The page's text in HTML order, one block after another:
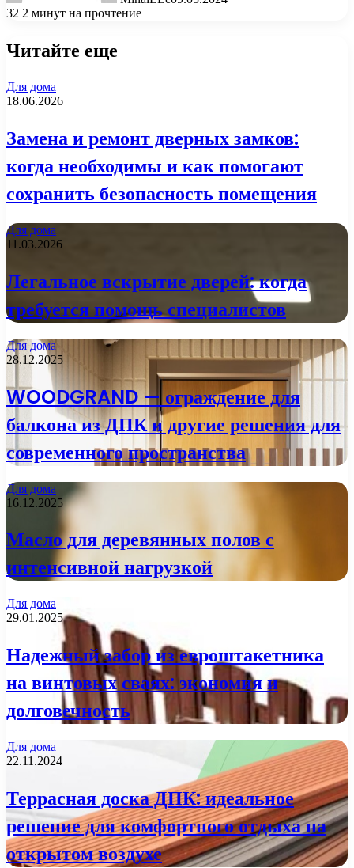
32 2 минут на прочтение
Читайте еще
Для дома
18.06.2026
Замена и ремонт дверных замков:
когда необходимы и как помогают
сохранить безопасность помещения
Для дома
11.03.2026
Легальное вскрытие дверей: когда
требуется помощь специалистов
Для дома
28.12.2025
WOODGRAND — ограждение для
балкона из ДПК и другие решения для
современного пространства
Для дома
16.12.2025
Масло для деревянных полов с
интенсивной нагрузкой
Для дома
29.01.2025
Надежный забор из евроштакетника
на винтовых сваях: экономия и
долговечность
Для дома
22.11.2024
Террасная доска ДПК: идеальное
решение для комфортного отдыха на
открытом воздухе